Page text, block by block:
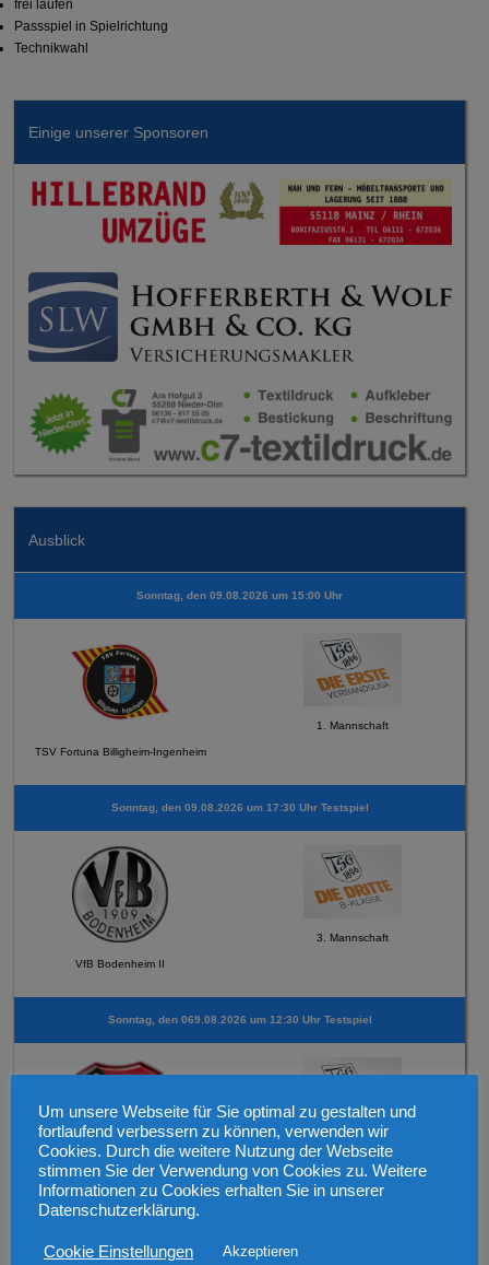
frei laufen
Passspiel in Spielrichtung
Technikwahl
Einige unserer Sponsoren
Ausblick
Sonntag, den 09.08.2026 um 15:00 Uhr
TSV Fortuna Billigheim-Ingenheim
1. Mannschaft
Sonntag, den 09.08.2026 um 17:30 Uhr Testspiel
VfB Bodenheim II
3. Mannschaft
Sonntag, den 069.08.2026 um 12:30 Uhr Testspiel
FSV Schneppenhausen
2. Mannschaft
Um unsere Webseite für Sie optimal zu gestalten und
fortlaufend verbessern zu können, verwenden wir
Cookies. Durch die weitere Nutzung der Webseite
stimmen Sie der Verwendung von Cookies zu. Weitere
Informationen zu Cookies erhalten Sie in unserer
Datenschutzerklärung.
Cookie Einstellungen Akzeptieren